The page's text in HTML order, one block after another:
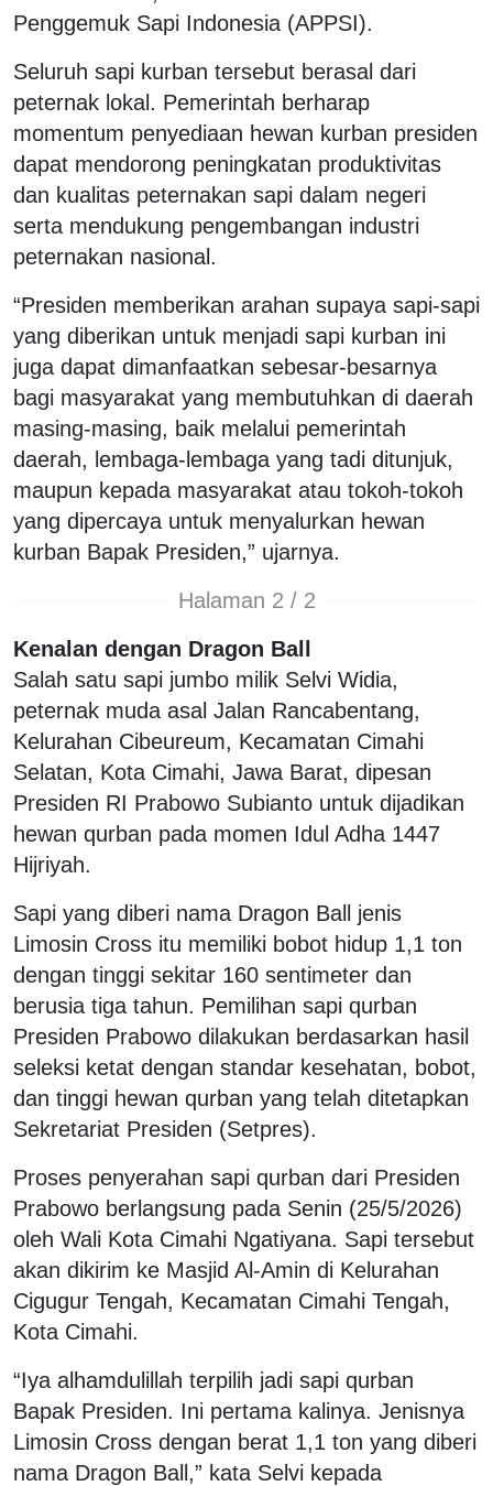
Penggemuk Sapi Indonesia (APPSI).
Seluruh sapi kurban tersebut berasal dari
peternak lokal. Pemerintah berharap
momentum penyediaan hewan kurban presiden
dapat mendorong peningkatan produktivitas
dan kualitas peternakan sapi dalam negeri
serta mendukung pengembangan industri
peternakan nasional.
“Presiden memberikan arahan supaya sapi-sapi
yang diberikan untuk menjadi sapi kurban ini
juga dapat dimanfaatkan sebesar-besarnya
bagi masyarakat yang membutuhkan di daerah
masing-masing, baik melalui pemerintah
daerah, lembaga-lembaga yang tadi ditunjuk,
maupun kepada masyarakat atau tokoh-tokoh
yang dipercaya untuk menyalurkan hewan
kurban Bapak Presiden,” ujarnya.
Halaman 2 / 2
Kenalan dengan Dragon Ball
Salah satu sapi jumbo milik Selvi Widia,
peternak muda asal Jalan Rancabentang,
Kelurahan Cibeureum, Kecamatan Cimahi
Selatan, Kota Cimahi, Jawa Barat, dipesan
Presiden RI Prabowo Subianto untuk dijadikan
hewan qurban pada momen Idul Adha 1447
Hijriyah.
Sapi yang diberi nama Dragon Ball jenis
Limosin Cross itu memiliki bobot hidup 1,1 ton
dengan tinggi sekitar 160 sentimeter dan
berusia tiga tahun. Pemilihan sapi qurban
Presiden Prabowo dilakukan berdasarkan hasil
seleksi ketat dengan standar kesehatan, bobot,
dan tinggi hewan qurban yang telah ditetapkan
Sekretariat Presiden (Setpres).
Proses penyerahan sapi qurban dari Presiden
Prabowo berlangsung pada Senin (25/5/2026)
oleh Wali Kota Cimahi Ngatiyana. Sapi tersebut
akan dikirim ke Masjid Al-Amin di Kelurahan
Cigugur Tengah, Kecamatan Cimahi Tengah,
Kota Cimahi.
“Iya alhamdulillah terpilih jadi sapi qurban
Bapak Presiden. Ini pertama kalinya. Jenisnya
Limosin Cross dengan berat 1,1 ton yang diberi
nama Dragon Ball,” kata Selvi kepada